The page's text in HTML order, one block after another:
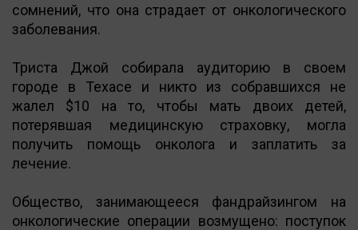
сомнений, что она страдает от онкологического
заболевания.
Триста Джой собирала аудиторию в своем
городе в Техасе и никто из собравшихся не
жалел $10 на то, чтобы мать двоих детей,
потерявшая медицинскую страховку, могла
получить помощь онколога и заплатить за
лечение.
Общество, занимающееся фандрайзингом на
онкологические операции возмущено: поступок